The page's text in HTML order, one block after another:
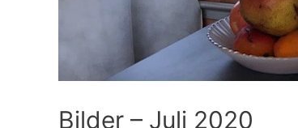
Bilder – Juli 2020